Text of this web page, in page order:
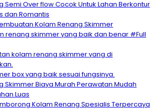
Semi Over flow Cocok Untuk Lahan Berkontur
dan Romantis
Kolam Renang Skimmer
renang skimmer yang baik dan benar #Full
kolam renang skimmer yang di
box yang baik sesuai fungsinya.
Skimmer Biaya Murah Perawatan Mudah
Luas
Kolam Renang Spesialis Terpercaya